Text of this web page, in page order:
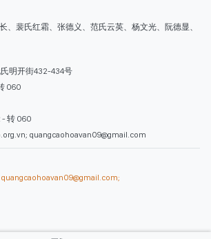
quangcaohoavan09@gmail.com;